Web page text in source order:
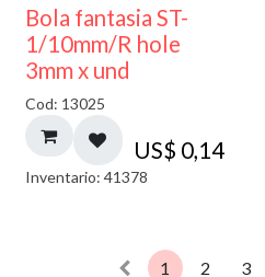
Bola fantasia ST-
1/10mm/R hole
3mm x und
Cod: 13025
US$ 0,14
Inventario: 41378
1 2 3